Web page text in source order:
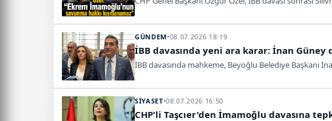
GÜNDEM•08.07.2026 18:19
İBB davasında yeni ara karar: İnan
İBB davasında mahkeme, Beyoğlu Belediye Başkanı
SİYASET•08.07.2026 16:50
CHP'li Taşcıer'den İmamoğlu davasına